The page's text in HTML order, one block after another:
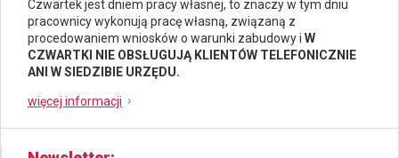
Czwartek jest dniem pracy własnej, to znaczy w tym dniu
pracownicy wykonują pracę własną, związaną z
procedowaniem wniosków o warunki zabudowy i W
CZWARTKI NIE OBSŁUGUJĄ KLIENTÓW TELEFONICZNIE
ANI W SIEDZIBIE URZĘDU.
więcej informacji